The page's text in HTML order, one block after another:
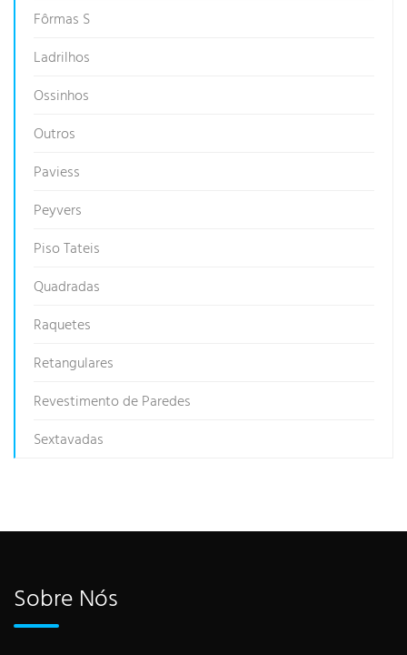
Fôrmas S
Ladrilhos
Ossinhos
Outros
Paviess
Peyvers
Piso Tateis
Quadradas
Raquetes
Retangulares
Revestimento de Paredes
Sextavadas
Sobre Nós